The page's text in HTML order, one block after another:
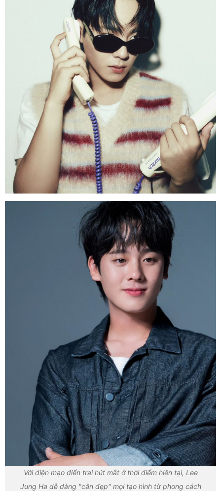
Với diện mạo điển trai hút mắt ở thời điểm hiện tại, Lee
Jung Ha dễ dàng "cân đẹp" mọi tạo hình từ phong cách